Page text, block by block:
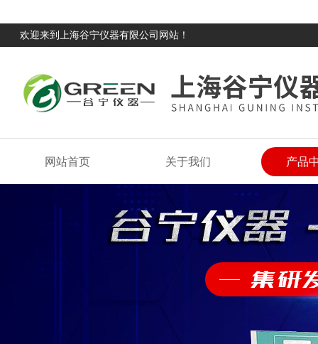
欢迎来到上海谷宁仪器有限公司网站！
网站首页 关于我们 产品